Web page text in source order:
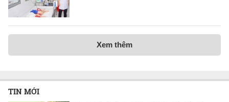
Xem thêm
TIN MỚI